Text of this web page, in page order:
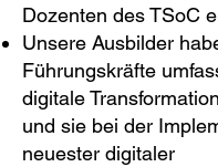
Dozenten des TSoC
Unsere Ausbilder
Führungskräfte
digitale
und sie bei der
neuester digitaler